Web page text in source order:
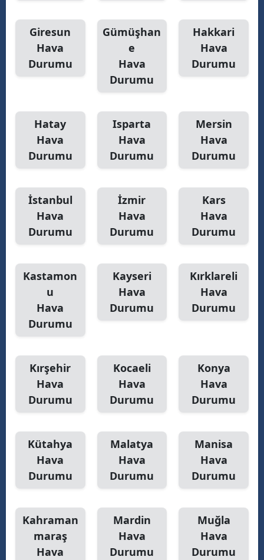
Giresun
Hava
Durumu
Gümüşhan
e
Hava
Durumu
Hakkari
Hava
Durumu
Hatay
Hava
Durumu
Isparta
Hava
Durumu
Mersin
Hava
Durumu
İstanbul
Hava
Durumu
İzmir
Hava
Durumu
Kars
Hava
Durumu
Kastamon
u
Hava
Durumu
Kayseri
Hava
Durumu
Kırklareli
Hava
Durumu
Kırşehir
Hava
Durumu
Kocaeli
Hava
Durumu
Konya
Hava
Durumu
Kütahya
Hava
Durumu
Malatya
Hava
Durumu
Manisa
Hava
Durumu
Kahraman
maraş
Hava
Mardin
Hava
Durumu
Muğla
Hava
Durumu